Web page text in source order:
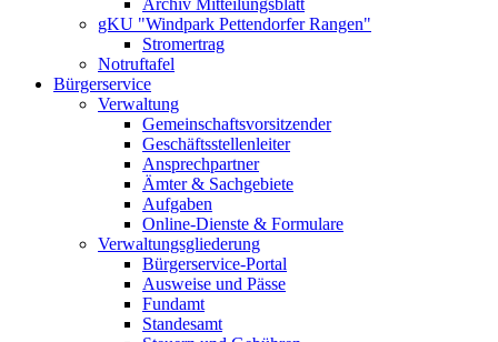
Archiv Mitteilungsblatt
gKU "Windpark Pettendorfer Rangen"
Stromertrag
Notruftafel
Bürgerservice
Verwaltung
Gemeinschaftsvorsitzender
Geschäftsstellenleiter
Ansprechpartner
Ämter & Sachgebiete
Aufgaben
Online-Dienste & Formulare
Verwaltungsgliederung
Bürgerservice-Portal
Ausweise und Pässe
Fundamt
Standesamt